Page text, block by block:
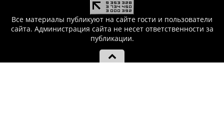
Все материалы публикуют на сайте гости и пользователи
сайта. Администрация сайта не несет ответственности за
публикации.